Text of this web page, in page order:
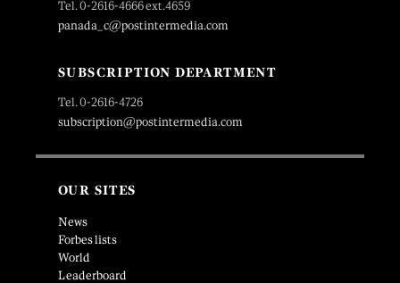
Tel. 0-2616-4666 ext.4659
panada_c@postintermedia.com
SUBSCRIPTION DEPARTMENT
Tel. 0-2616-4726
subscription@postintermedia.com
OUR SITES
News
Forbes lists
World
Leaderboard